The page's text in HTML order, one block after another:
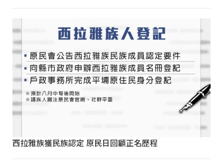
西拉雅族獲民族認定 原民日回顧正名歷程